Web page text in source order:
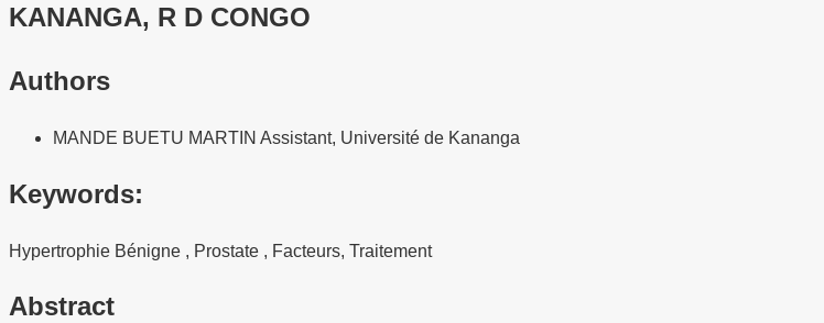
KANANGA, R D CONGO
Authors
MANDE BUETU MARTIN Assistant, Université de Kananga
Keywords:
Hypertrophie Bénigne , Prostate , Facteurs, Traitement
Abstract